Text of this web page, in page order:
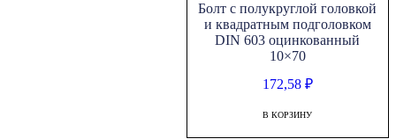
Болт с полукруглой головкой
и квадратным подголовком
DIN 603 оцинкованный
10×70
172,58 ₽
В КОРЗИНУ